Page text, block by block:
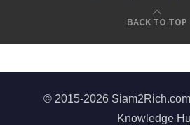
BACK TO TOP
© 2015-2026
Knowledge